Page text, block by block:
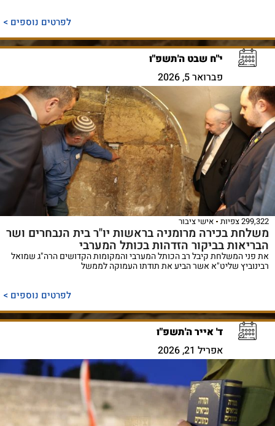
לפרטים נוספים >
י"ח שבט ה'תשפ"ו
פברואר 5, 2026
299,322 צפיות אישי ציבור
משלחת בכירה מרומניה בראשות יו"ר בית הנבחרים ושר
הבריאות בביקור הזדהות בכותל המערבי
את פני המשלחת קיבל רב הכותל המערבי והמקומות הקדושים הרה"ג שמואל
רבינוביץ שליט"א אשר הביע את תודתו העמוקה לממשל
לפרטים נוספים >
ד' אייר ה'תשפ"ו
אפריל 21, 2026